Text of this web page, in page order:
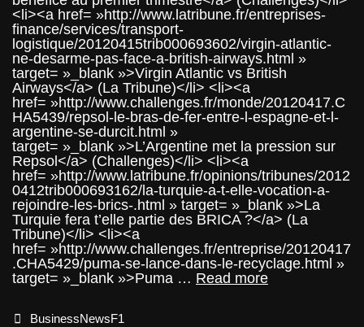
<li><a href= »http://www.latribune.fr/entreprises-
finance/services/transport-
logistique/20120415trib000693602/virgin-atlantic-
ne-desarme-pas-face-a-british-airways.html »
target= »_blank »>Virgin Atlantic vs British
Airways</a> (La Tribune)</li> <li><a
href= »http://www.challenges.fr/monde/20120417.C
HA5439/repsol-le-bras-de-fer-entre-l-espagne-et-l-
argentine-se-durcit.html »
target= »_blank »>L’Argentine met la pression sur
Repsol</a> (Challenges)</li> <li><a
href= »http://www.latribune.fr/opinions/tribunes/2012
0412trib000693162/la-turquie-a-t-elle-vocation-a-
rejoindre-les-brics-.html » target= »_blank »>La
Turquie fera t’elle partie des BRICA ?</a> (La
Tribune)</li> <li><a
href= »http://www.challenges.fr/entreprise/20120417
.CHA5429/puma-se-lance-dans-le-recyclage.html »
target= »_blank »>Puma … Read moreBusinessLink
Categories
BusinessNewsF1